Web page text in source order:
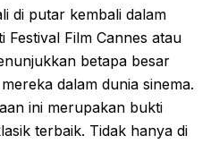
di putar kembali dalam
Film Cannes atau
betapa besar
dalam dunia sinema.
ini merupakan bukti
terbaik. Tidak hanya di